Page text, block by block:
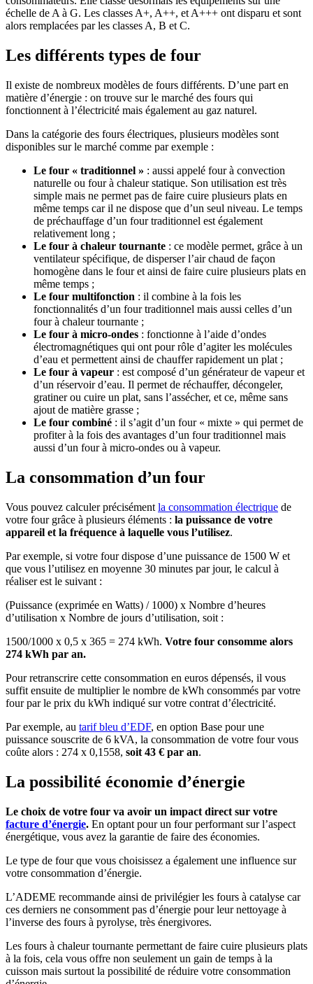
échelle de A à G. Les classes A+, A++, et A+++ ont disparu et sont
alors remplacées par les classes A, B et C.
Les différents types de four
Il existe de nombreux modèles de fours différents. D’une part en
matière d’énergie : on trouve sur le marché des fours qui
fonctionnent à l’électricité mais également au gaz naturel.
Dans la catégorie des fours électriques, plusieurs modèles sont
disponibles sur le marché comme par exemple :
Le four « traditionnel » : aussi appelé four à convection
naturelle ou four à chaleur statique. Son utilisation est très
simple mais ne permet pas de faire cuire plusieurs plats en
même temps car il ne dispose que d’un seul niveau. Le temps
de préchauffage d’un four traditionnel est également
relativement long ;
Le four à chaleur tournante : ce modèle permet, grâce à un
ventilateur spécifique, de disperser l’air chaud de façon
homogène dans le four et ainsi de faire cuire plusieurs plats en
même temps ;
Le four multifonction : il combine à la fois les
fonctionnalités d’un four traditionnel mais aussi celles d’un
four à chaleur tournante ;
Le four à micro-ondes : fonctionne à l’aide d’ondes
électromagnétiques qui ont pour rôle d’agiter les molécules
d’eau et permettent ainsi de chauffer rapidement un plat ;
Le four à vapeur : est composé d’un générateur de vapeur et
d’un réservoir d’eau. Il permet de réchauffer, décongeler,
gratiner ou cuire un plat, sans l’assécher, et ce, même sans
ajout de matière grasse ;
Le four combiné : il s’agit d’un four « mixte » qui permet de
profiter à la fois des avantages d’un four traditionnel mais
aussi d’un four à micro-ondes ou à vapeur.
La consommation d’un four
Vous pouvez calculer précisément la consommation électrique de
votre four grâce à plusieurs éléments : la puissance de votre
appareil et la fréquence à laquelle vous l’utilisez.
Par exemple, si votre four dispose d’une puissance de 1500 W et
que vous l’utilisez en moyenne 30 minutes par jour, le calcul à
réaliser est le suivant :
(Puissance (exprimée en Watts) / 1000) x Nombre d’heures
d’utilisation x Nombre de jours d’utilisation, soit :
1500/1000 x 0,5 x 365 = 274 kWh. Votre four consomme alors
274 kWh par an.
Pour retranscrire cette consommation en euros dépensés, il vous
suffit ensuite de multiplier le nombre de kWh consommés par votre
four par le prix du kWh indiqué sur votre contrat d’électricité.
Par exemple, au tarif bleu d’EDF, en option Base pour une
puissance souscrite de 6 kVA, la consommation de votre four vous
coûte alors : 274 x 0,1558, soit 43 € par an.
La possibilité économie d’énergie
Le choix de votre four va avoir un impact direct sur votre
facture d’énergie. En optant pour un four performant sur l’aspect
énergétique, vous avez la garantie de faire des économies.
Le type de four que vous choisissez a également une influence sur
votre consommation d’énergie.
L’ADEME recommande ainsi de privilégier les fours à catalyse car
ces derniers ne consomment pas d’énergie pour leur nettoyage à
l’inverse des fours à pyrolyse, très énergivores.
Les fours à chaleur tournante permettant de faire cuire plusieurs plats
à la fois, cela vous offre non seulement un gain de temps à la
cuisson mais surtout la possibilité de réduire votre consommation